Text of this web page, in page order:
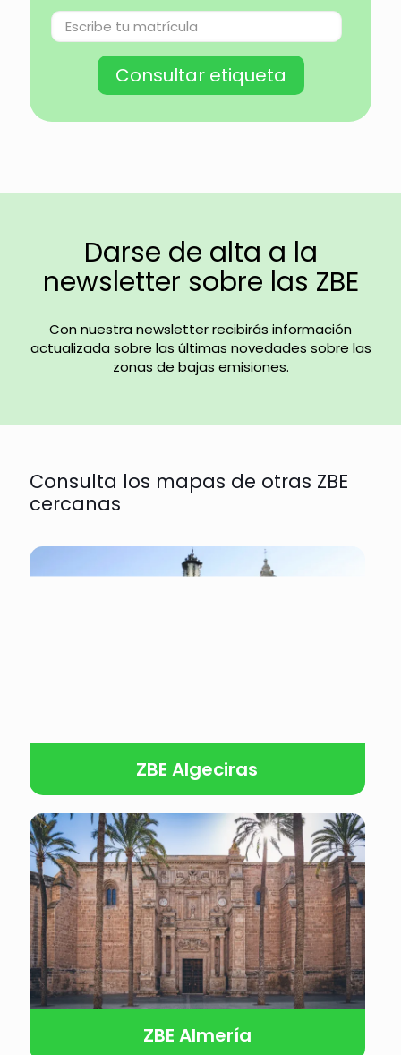
Darse de alta a la
newsletter sobre las ZBE
Con nuestra newsletter recibirás información
actualizada sobre las últimas novedades sobre las
zonas de bajas emisiones.
Consulta los mapas de otras ZBE
cercanas
ZBE Algeciras
ZBE Almería